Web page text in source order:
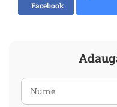
Facebook